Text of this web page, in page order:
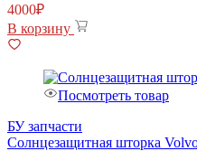
4000₽
В корзину
Посмотреть товар
БУ запчасти
Солнцезащитная шторка